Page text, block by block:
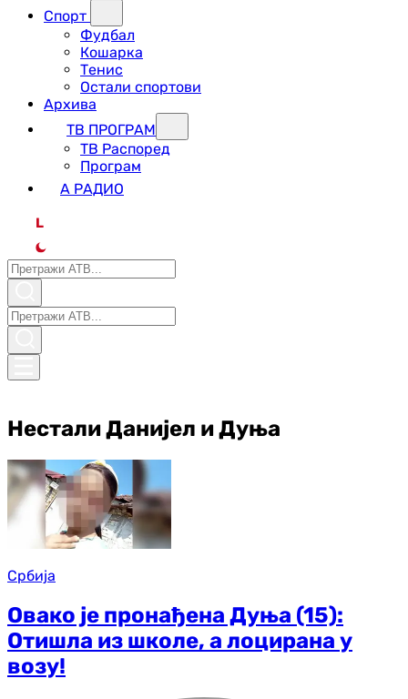
Спорт
Фудбал
Кошарка
Тенис
Остали спортови
Архива
ТВ ПРОГРАМ
ТВ Распоред
Програм
А РАДИО
L
Нестали Данијел и Дуња
Србија
Овако је пронађена Дуња (15):
Отишла из школе, а лоцирана у
возу!